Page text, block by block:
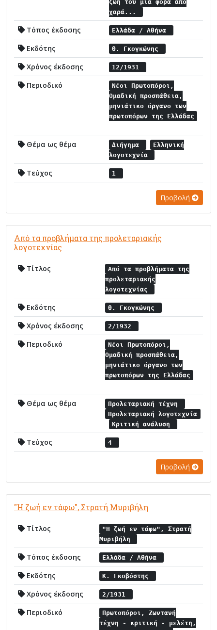
ζωή του μια φορά από
χαρά...
Τόπος έκδοσης Ελλάδα / Αθήνα
Εκδότης Θ. Γκογκώνης
Χρόνος έκδοσης 12/1931
Περιοδικό
Νέοι Πρωτοπόροι,
Ομαδική προσπάθεια,
μηνιάτικο όργανο των
πρωτοπόρων της Ελλάδας
Θέμα ως θέμα Διήγημα
Ελληνική
λογοτεχνία
Τεύχος 1
Προβολή
Από τα προβλήματα της προλεταριακής
λογοτεχνίας
Τίτλος
Από τα προβλήματα της
προλεταριακής
λογοτεχνίας
Εκδότης Θ. Γκογκώνης
Χρόνος έκδοσης 2/1932
Περιοδικό
Νέοι Πρωτοπόροι,
Ομαδική προσπάθεια,
μηνιάτικο όργανο των
πρωτοπόρων της Ελλάδας
Θέμα ως θέμα
Προλεταριακή τέχνη
Προλεταριακή λογοτεχνία
Κριτική ανάλυση
Τεύχος 4
Προβολή
"Η ζωή εν τάφω", Στρατή Μυριβήλη
Τίτλος
"Η ζωή εν τάφω", Στρατή
Μυριβήλη
Τόπος έκδοσης Ελλάδα / Αθήνα
Εκδότης Κ. Γκοβόστης
Χρόνος έκδοσης 2/1931
Περιοδικό
Πρωτοπόροι, Ζωντανή
τέχνη - κριτική - μελέτη,